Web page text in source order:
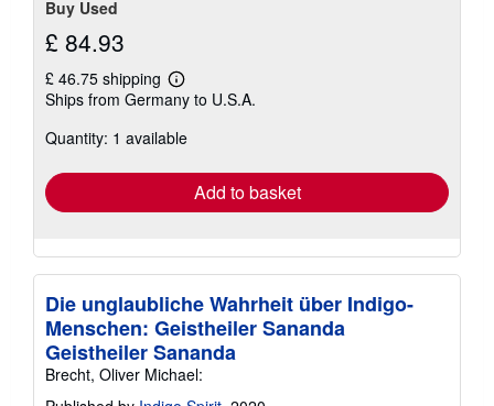
Buy Used
£ 84.93
£ 46.75 shipping
Learn
more
shipping
Ships from Germany to U.S.A.
Quantity: 1 available
Add to basket
Die unglaubliche Wahrheit über Indigo-
Menschen: Geistheiler Sananda
Geistheiler Sananda
Brecht, Oliver Michael: